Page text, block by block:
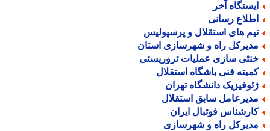
آخر
رسانی
های استقلال و پرسپولیس
راه و شهرسازی استان
سازی عملیات تروریستی
فنی باشگاه استقلال
دانشگاه تهران
سابق استقلال
فوتبال ایران
راه و شهرسازی